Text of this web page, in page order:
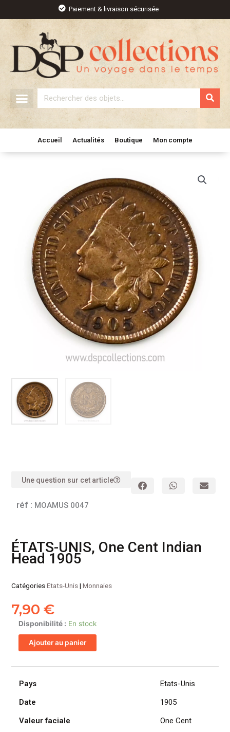
contenu
Paiement & livraison sécurisée
Rechercher
Accueil Actualités Boutique Mon compte
Une question sur cet article
réf : MOAMUS 0047
ÉTATS-UNIS, One Cent Indian
Head 1905
CatégoriesEtats-Unis|Monnaies
7,90€
Disponibilité : En stock
quantité
de
ÉTATS-
One
Cent
Head
Ajouter au panier
Pays
Etats-Unis
Date
1905
Valeur faciale
One Cent